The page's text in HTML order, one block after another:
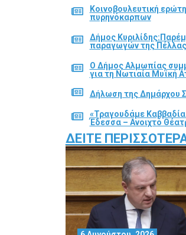
Κοινοβουλευτική
πυρηνόκαρπων
Δήμος
παραγωγών της Πέλλας
Ο Δήμος Αλμωπίας
για τη Νωτιαία Μυϊκή
Δήλωση της Δημάρχου
«Τραγουδάμε Καββαδία
Έδεσσα – Ανοιχτό
ΔΕΊΤΕ